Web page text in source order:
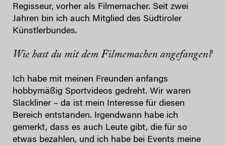
Regisseur, vorher als Filmemacher. Seit zwei
Jahren bin ich auch Mitglied des Südtiroler
Künstlerbundes.
Wie hast du mit dem Filmemachen angefangen?
Ich habe mit meinen Freunden anfangs
hobbymäßig Sportvideos gedreht. Wir waren
Slackliner – da ist mein Interesse für diesen
Bereich entstanden. Irgendwann habe ich
gemerkt, dass es auch Leute gibt, die für so
etwas bezahlen, und ich habe bei Events meine